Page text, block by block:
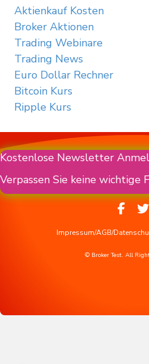
Aktienkauf Kosten
Broker Aktionen
Trading Webinare
Trading News
Euro Dollar Rechner
Bitcoin Kurs
Ripple Kurs
Kostenlose Newsletter
Verpassen Sie keine wichtige
Impressum/AGB/
© Broker Test. All